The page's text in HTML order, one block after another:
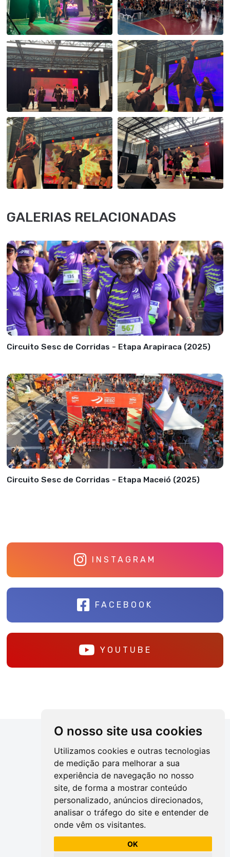
O nosso site usa cookies
Utilizamos cookies e outras tecnologias
de medição para melhorar a sua
experiência de navegação no nosso
site, de forma a mostrar conteúdo
personalizado, anúncios direcionados,
analisar o tráfego do site e entender de
onde vêm os visitantes.
OK
GALERIAS RELACIONADAS
Circuito Sesc de Corridas - Etapa Arapiraca (2025)
Circuito Sesc de Corridas - Etapa Maceió (2025)
INSTAGRAM
FACEBOOK
YOUTUBE
(82) 2123-2402
Alterne entre as áreas